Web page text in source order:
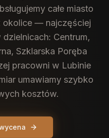
całe miasto
okolice — najczęściej
Centrum,
Szklarska Poręba
pracowni w Lubinie
umawiamy szybko
kosztów.